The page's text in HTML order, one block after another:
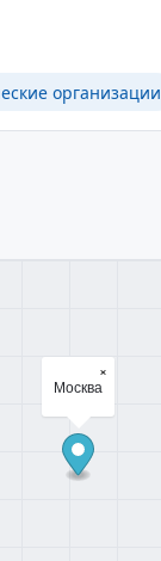
организации
Москва
×